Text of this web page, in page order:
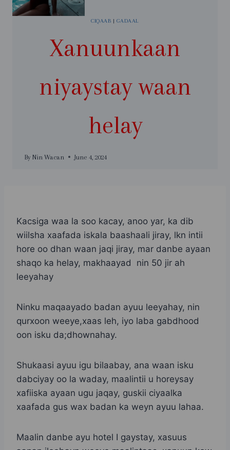
CIQAAB |GADAAL
Xanuunkaan
niyaystay waan
helay
By Nin Wacan June 4, 2024
Kacsiga waa la soo kacay, anoo yar, ka dib
wiilsha xaafada iskala baashaali jiray, lkn intii
hore oo dhan waan jaqi jiray, mar danbe ayaan
shaqo ka helay, makhaayad nin 50 jir ah
leeyahay
Ninku maqaayado badan ayuu leeyahay, nin
qurxoon weeye,xaas leh, iyo laba gabdhood
oon isku da;dhownahay.
Shukaasi ayuu igu bilaabay, ana waan isku
dabciyay oo la waday, maalintii u horeysay
xafiiska ayaan ugu jaqay, guskii ciyaalka
xaafada gus wax badan ka weyn ayuu lahaa.
Maalin danbe ayu hotel I gaystay, xasuus